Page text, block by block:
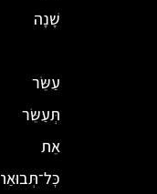
שָׁנָה
עַשֵּׂר
תְּעַשֵּׂר
אֵת
כׇּל־תְּבוּאַת